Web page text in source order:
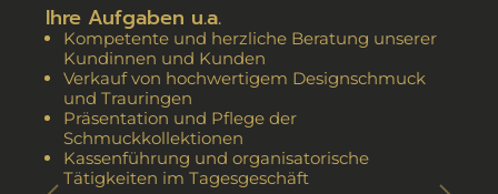
Ihre Aufgaben u.a.
Kompetente und herzliche Beratung unserer
Kundinnen und Kunden
Verkauf von hochwertigem Designschmuck
und Trauringen
Präsentation und Pflege der
Schmuckkollektionen
Kassenführung und organisatorische
Tätigkeiten im Tagesgeschäft